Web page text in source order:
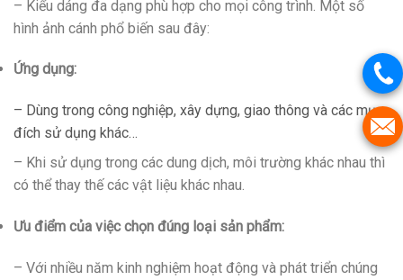
– Kiểu dáng đa dạng phù hợp cho mọi công trình. Một số
hình ảnh cánh phổ biến sau đây:
Ứng dụng:
– Dùng trong công nghiệp, xây dựng, giao thông và các mục
đích sử dụng khác…
– Khi sử dụng trong các dung dịch, môi trường khác nhau thì
có thể thay thế các vật liệu khác nhau.
Ưu điểm của việc chọn đúng loại sản phẩm:
– Với nhiều năm kinh nghiệm hoạt động và phát triển chúng